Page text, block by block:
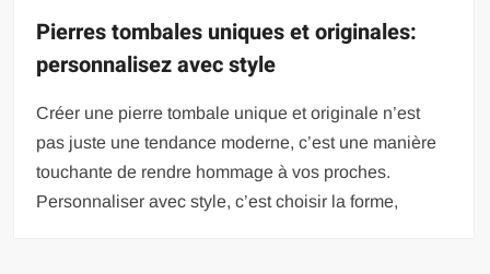
Pierres tombales uniques et originales:
personnalisez avec style
Créer une pierre tombale unique et originale n’est
pas juste une tendance moderne, c’est une manière
touchante de rendre hommage à vos proches.
Personnaliser avec style, c’est choisir la forme,